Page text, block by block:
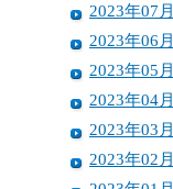
2023年07月
2023年06月
2023年05月
2023年04月
2023年03月
2023年02月